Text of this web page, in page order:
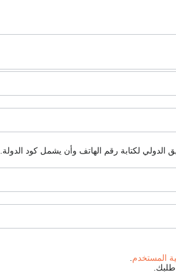
الدولي لكتابة رقم الهاتف وأن يشمل كود الدولة.
المستخدم.
طلبك.